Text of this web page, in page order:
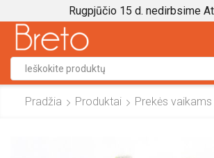
Rugpjūčio 15 d. nedirbsime
input
Pradžia Produktai Prekės vaikams